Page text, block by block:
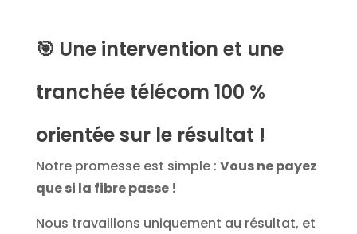
🎯 Une intervention et une
tranchée télécom 100 %
orientée sur le résultat !
Notre promesse est simple : Vous ne payez
que si la fibre passe !
Nous travaillons uniquement au résultat, et